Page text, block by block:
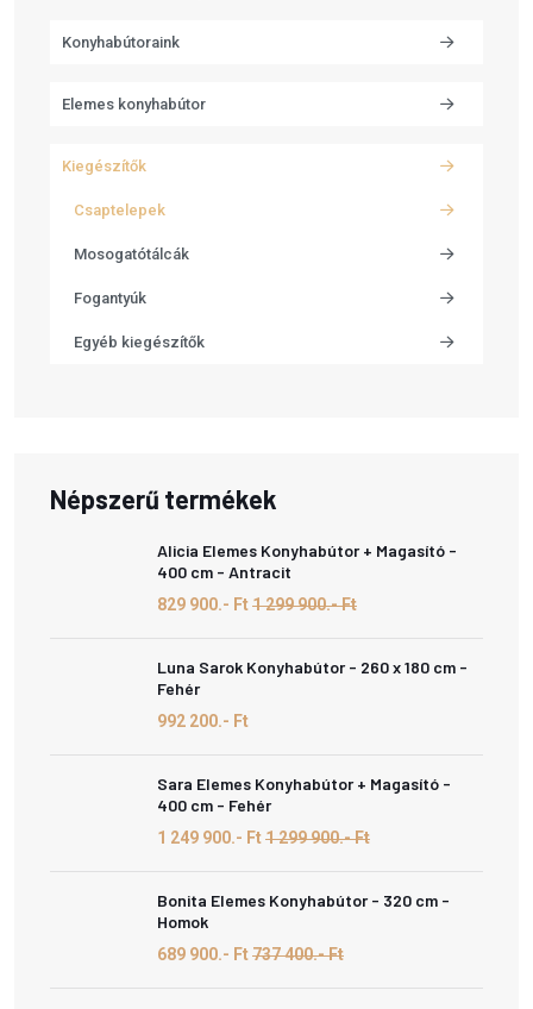
Konyhabútoraink
Elemes konyhabútor
Kiegészítők
Csaptelepek
Mosogatótálcák
Fogantyúk
Egyéb kiegészítők
Népszerű termékek
Alicia Elemes Konyhabútor + Magasító -
400 cm - Antracit
829 900.- Ft1 299 900.- Ft
Luna Sarok Konyhabútor - 260 x 180 cm -
Fehér
992 200.- Ft
Sara Elemes Konyhabútor + Magasító -
400 cm - Fehér
1 249 900.- Ft1 299 900.- Ft
Bonita Elemes Konyhabútor - 320 cm -
Homok
689 900.- Ft737 400.- Ft